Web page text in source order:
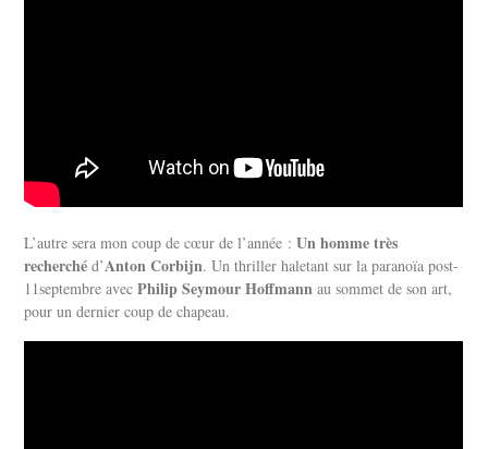
L’autre sera mon coup de cœur de l’année :Un homme très
recherché d’Anton Corbijn. Un thriller haletant sur la paranoïa post-
11septembre avecPhilip Seymour Hoffmann au sommet de son art,
pour un dernier coup de chapeau.